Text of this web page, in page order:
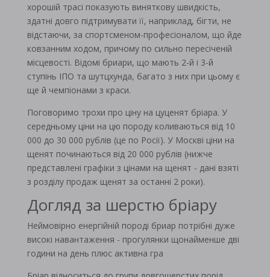
хорошій трасі показують виняткову швидкість,
здатні довго підтримувати її, наприклад, бігти, не
відстаючи, за спортсменом-професіоналом, що йде
ковзанним ходом, причому по сильно пересіченій
місцевості. Відомі бриари, що мають 2-й і 3-й
ступінь ІПО та шутцхунда, багато з них при цьому є
ще й чемпіонами з краси.
Поговоримо трохи про ціну на цуценят бріара. У
середньому ціни на цю породу коливаються від 10
000 до 30 000 рублів (це по Росії). У Москві ціни на
щенят починаються від 20 000 рублів (нижче
представлені графіки з цінами на щенят - дані взяті
з розділу продаж щенят за останні 2 роки).
Догляд за шерстю бріару
Неймовірно енергійній породі бриар потрібні дуже
високі навантаження - прогулянки щонайменше дві
години на день плюс активна гра